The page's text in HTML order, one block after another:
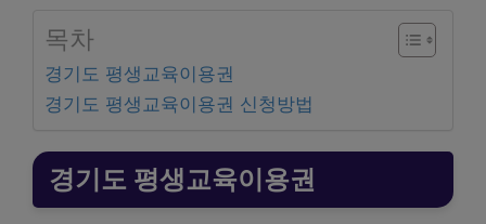
목차
경기도 평생교육이용권
경기도 평생교육이용권 신청방법
경기도 평생교육이용권